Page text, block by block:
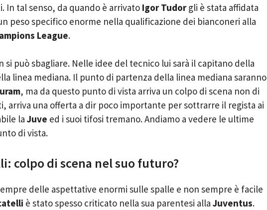
In tal senso, da quando è arrivato Igor Tudorgli è stata affidata
peso specifico enorme nella qualificazione dei bianconeri alla
League.
si può sbagliare. Nelle idee del tecnico lui sarà il capitano della
linea mediana. Il punto di partenza della linea mediana saranno
, ma da questo punto di vista arriva un colpo di scena non di
arriva una offerta a dir poco importante per sottrarre il regista ai
la Juve ed i suoi tifosi tremano. Andiamo a vedere le ultime
di vista.
colpo di scena nel suo futuro?
delle aspettative enormi sulle spalle e non sempre è facile
è stato spesso criticato nella sua parentesi alla Juventus.